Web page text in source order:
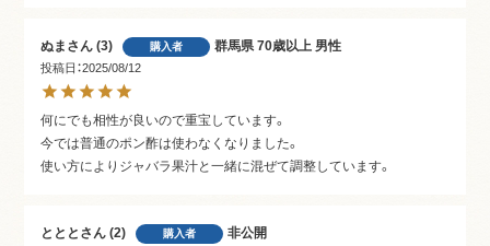
ぬま 3 購入者 群馬県 70歳以上 男性
投稿日 2025/08/12
何にでも相性が良いので重宝しています。
今では普通のポン酢は使わなくなりました。
使い方によりジャバラ果汁と一緒に混ぜて調整しています。
ととと 2 購入者 非公開